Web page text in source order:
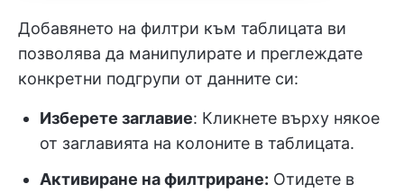
Добавянето на филтри към таблицата ви
позволява да манипулирате и преглеждате
конкретни подгрупи от данните си:
Изберете заглавие: Кликнете върху някое
от заглавията на колоните в таблицата.
Активиране на филтриране: Отидете в